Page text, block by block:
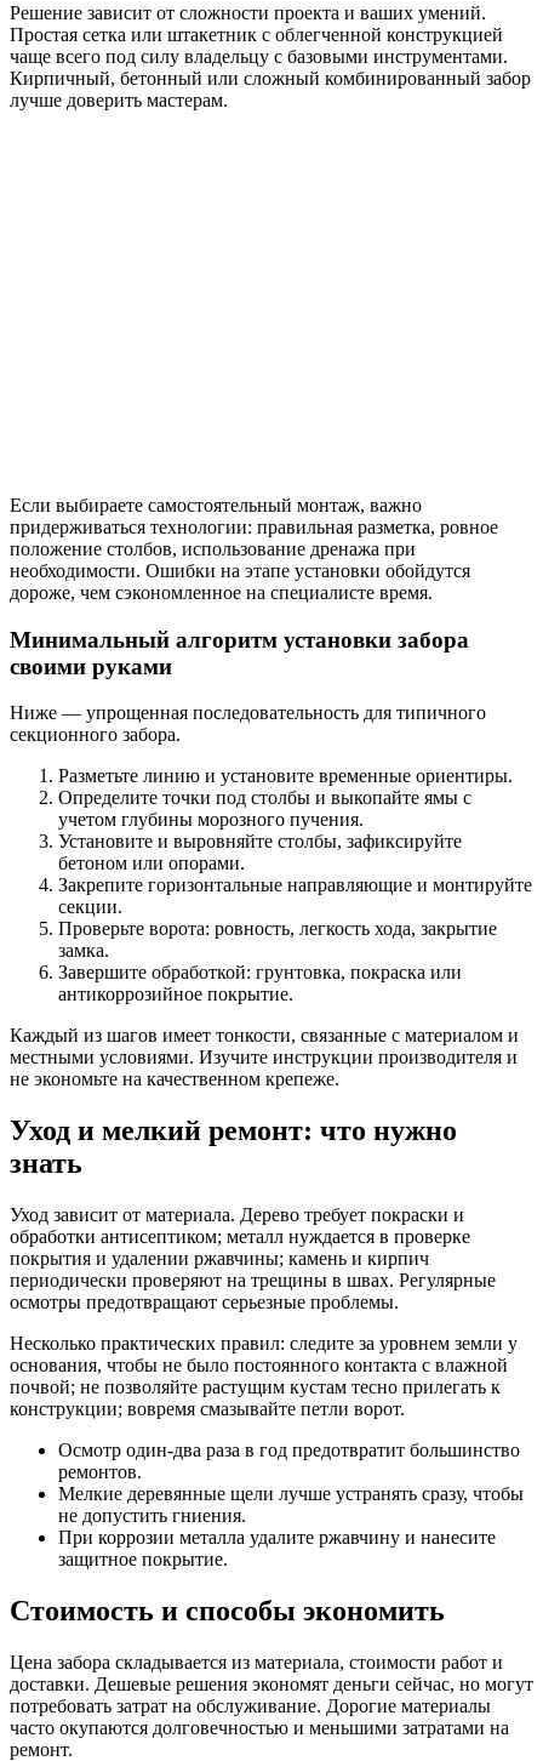
Решение зависит от сложности проекта и ваших умений.
Простая сетка или штакетник с облегченной конструкцией
чаще всего под силу владельцу с базовыми инструментами.
Кирпичный, бетонный или сложный комбинированный забор
лучше доверить мастерам.
Если выбираете самостоятельный монтаж, важно
придерживаться технологии: правильная разметка, ровное
положение столбов, использование дренажа при
необходимости. Ошибки на этапе установки обойдутся
дороже, чем сэкономленное на специалисте время.
Минимальный алгоритм установки забора
своими руками
Ниже — упрощенная последовательность для типичного
секционного забора.
Разметьте линию и установите временные ориентиры.
Определите точки под столбы и выкопайте ямы с
учетом глубины морозного пучения.
Установите и выровняйте столбы, зафиксируйте
бетоном или опорами.
Закрепите горизонтальные направляющие и монтируйте
секции.
Проверьте ворота: ровность, легкость хода, закрытие
замка.
Завершите обработкой: грунтовка, покраска или
антикоррозийное покрытие.
Каждый из шагов имеет тонкости, связанные с материалом и
местными условиями. Изучите инструкции производителя и
не экономьте на качественном крепеже.
Уход и мелкий ремонт: что нужно
знать
Уход зависит от материала. Дерево требует покраски и
обработки антисептиком; металл нуждается в проверке
покрытия и удалении ржавчины; камень и кирпич
периодически проверяют на трещины в швах. Регулярные
осмотры предотвращают серьезные проблемы.
Несколько практических правил: следите за уровнем земли у
основания, чтобы не было постоянного контакта с влажной
почвой; не позволяйте растущим кустам тесно прилегать к
конструкции; вовремя смазывайте петли ворот.
Осмотр один-два раза в год предотвратит большинство
ремонтов.
Мелкие деревянные щели лучше устранять сразу, чтобы
не допустить гниения.
При коррозии металла удалите ржавчину и нанесите
защитное покрытие.
Стоимость и способы экономить
Цена забора складывается из материала, стоимости работ и
доставки. Дешевые решения экономят деньги сейчас, но могут
потребовать затрат на обслуживание. Дорогие материалы
часто окупаются долговечностью и меньшими затратами на
ремонт.